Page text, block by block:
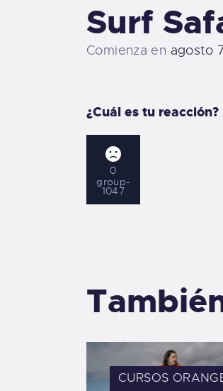
Surf
Comienza en agosto
¿Cuál es tu reacción?
0
group-
1047
CURSOS